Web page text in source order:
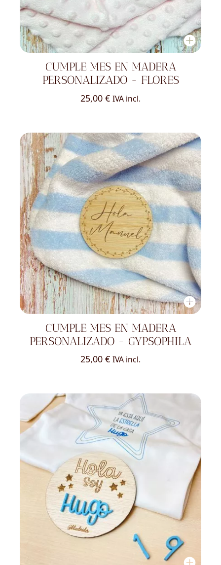
CUMPLE MES EN MADERA
PERSONALIZADO - FLORES
25,00 € IVA incl.
CUMPLE MES EN MADERA
PERSONALIZADO - GYPSOPHILA
25,00 € IVA incl.